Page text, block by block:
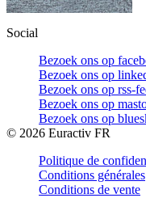
Social
Bezoek ons op
Bezoek ons op
Bezoek ons op rss-
Bezoek ons op
Bezoek ons op
© 2026 Euractiv FR
Politique de
Conditions générales
Conditions de vente